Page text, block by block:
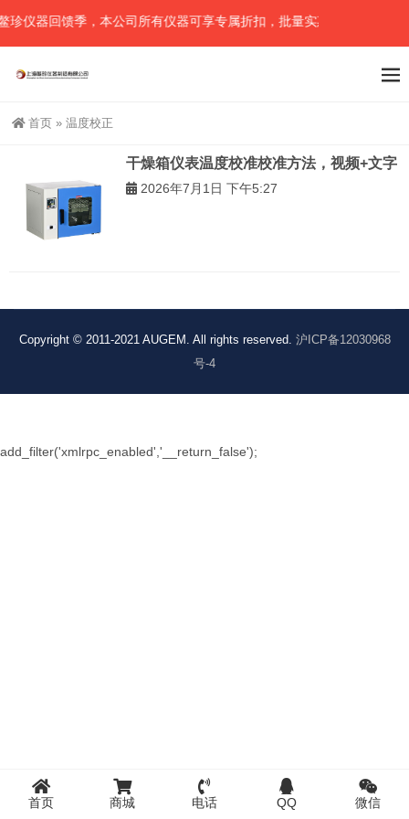
珍仪器回馈季，本公司所有仪器可享专属折扣，批量实惠（可任意组
首页 » 温度校正
干燥箱仪表温度校准校准方法，视频+文字
2026年7月1日 下午5:27
Copyright © 2011-2021 AUGEM. All rights reserved. 沪ICP备12030968
号-4
首页 商城 电话 QQ 微信
add_filter('xmlrpc_enabled','__return_false');